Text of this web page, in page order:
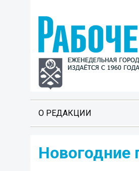
О РЕДАКЦИИ
Новогодние